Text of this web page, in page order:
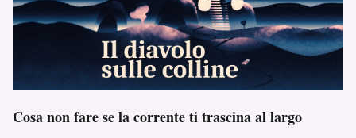
Cosa non fare se la corrente ti trascina al largo